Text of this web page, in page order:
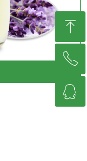
ꁸ
回到顶部
ꂅ
ꁗ